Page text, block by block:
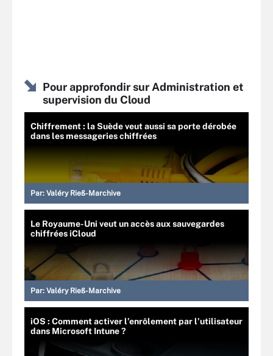
Pour approfondir sur Administration et
supervision du Cloud
Chiffrement : la Suède veut aussi sa porte dérobée
dans les messageries chiffrées
Par: Valéry Rieß-Marchive
Le Royaume-Uni veut un accès aux sauvegardes
chiffrées iCloud
Par: Valéry Rieß-Marchive
iOS : Comment activer l’enrôlement par l’utilisateur
dans Microsoft Intune ?